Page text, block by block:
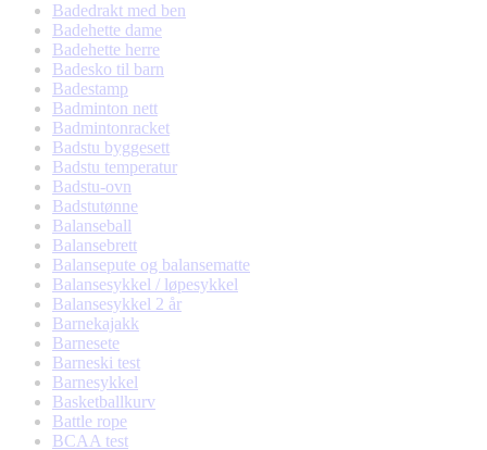
Badedrakt med ben
Badehette dame
Badehette herre
Badesko til barn
Badestamp
Badminton nett
Badmintonracket
Badstu byggesett
Badstu temperatur
Badstu-ovn
Badstutønne
Balanseball
Balansebrett
Balansepute og balansematte
Balansesykkel / løpesykkel
Balansesykkel 2 år
Barnekajakk
Barnesete
Barneski test
Barnesykkel
Basketballkurv
Battle rope
BCAA test